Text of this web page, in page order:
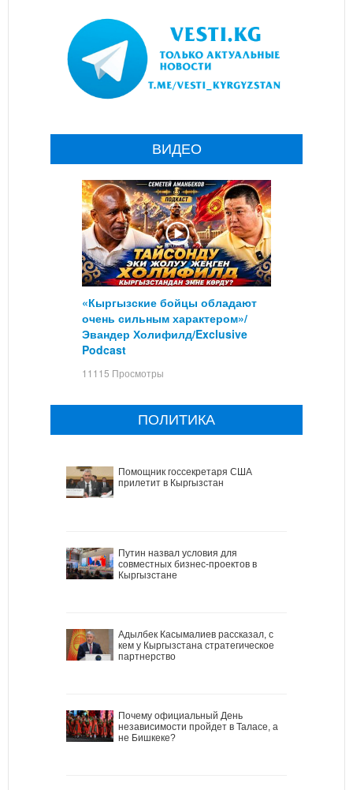
ВИДЕО
«Кыргызские бойцы обладают
очень сильным характером»/
Эвандер Холифилд/Exclusive
Podcast
11115 Просмотры
ПОЛИТИКА
Помощник госсекретаря США
прилетит в Кыргызстан
Путин назвал условия для
совместных бизнес-проектов в
Кыргызстане
Адылбек Касымалиев рассказал, с
кем у Кыргызстана стратегическое
партнерство
Почему официальный День
независимости пройдет в Таласе, а
не Бишкеке?